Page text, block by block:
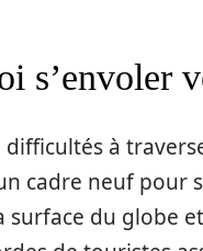
s’envoler
à
cadre neuf pour
surface du globe